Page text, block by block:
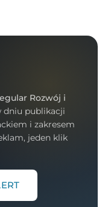
Rozwój i
dniu publikacji
i zakresem
jeden klik